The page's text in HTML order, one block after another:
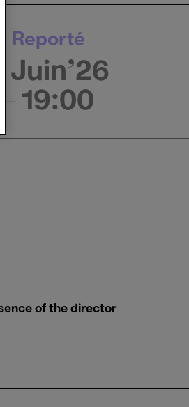
Reporté
5 Juin'26
- 19:00
of the director